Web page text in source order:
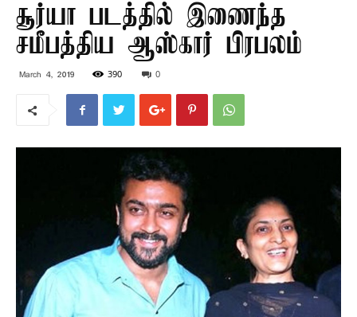
சூர்யா படத்தில் இணைந்த
சமீபத்திய ஆஸ்கார் பிரபலம்
March 4, 2019 390 0